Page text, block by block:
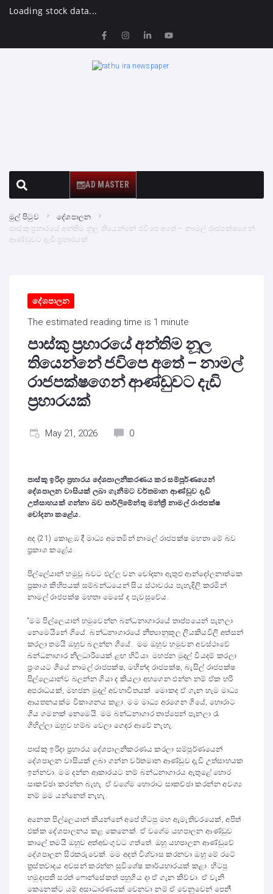
Loading stock data...
AD MASTER
මුල් පිටුව
දේශපාලන
පාස්කු ප්‍රහාරයේ අන්තිම නූල තියෙන්නේ ජවිපෙ අතේ – නාමල් රාජපක්ෂගෙන්
ආණ්ඩුවට දැඩි ප්‍රහාරයක්
දේශපාලන
The estimated reading time is 1 minute
පාස්කු ප්‍රහාරයේ අන්තිම නූල
තියෙන්නේ ජවිපෙ අතේ – නාමල්
රාජපක්ෂගෙන් ආණ්ඩුවට දැඩි
ප්‍රහාරයක්
May 21, 2026 0
පාස්කු ඉරිදා ප්‍රහාරය දේශපාලනීකරණය කර සම්පූර්ණයෙන්
දේශපාලන වාසියක් ලබා ගැනීමට වර්තමාන ආණ්ඩුව දැඩි
උත්සාහයක් ගන්නා බව පාර්ලිමේන්තු මන්ත්‍රී නාමල් රාජපක්ෂ
චෝදනා කළේය.
අද (21) කොළඹ දී මාධ්‍ය අමතමින් නාමල් රාජපක්ෂ මහතා මේ බව
ප්‍රකාශ කළේය.
පිල්ලේයාන් හමුවූ බවට එල්ල වන චෝදනා ඇතුළු ආන්දෝලනාත්මක
ප්‍රකාශ කිහිපයක් සම්බන්ධයෙන් සිය ස්ථාවරය පැහැදිලි කරමින්
නාමල් රාජපක්ෂ මහතා මෙසේ ද පැවසුවේය.
“මම පිල්ලෙයාන් හමුවෙන්න බන්ධනාගාරයේ තාප්පයෙන් පැනලා
නෙමෙයිනේ ගියේ. බන්ධනාගාරයේ නීත්‍යානුකූල ලියකියවිලි අත්සන්
කරලා තමයි ඔහුව බලන්න ගියේ. මම ඔහුව හමුවන අවස්ථාවේ
බන්ධනාගාර නිලධාරියෙක් ළඟ හිටියා. මහජන මුදල් වියදම් කරලා
ප්‍රංශයට ගියේ නාමල් රාජපක්ෂ, මහින්ද රාජපක්ෂ, බැසිල් රාජපක්ෂ
පිල්ලෙයාන්ව බලන්න ගියා ද කියලා අහගෙන එන්න නම් ඒක හරි
අපරාධයක්, මහජන මුදල් අවභාවිතයක්. මොකද ඒ ගැන හැම මාධ්‍ය
ආයතනයක්ම විකාශනය කළා. මම මාධ්‍ය අරගෙන ගියේ, හොරාට
ගිය ගමනක් නෙමෙයි. මම බන්ධනාගාර තාප්පෙන් පැනලා රෑ
ගිහිල්ලා ඔහුව හම්බ වෙලා ගෙදර ආවේ නැහැ.
පාස්කු ඉරිදා ප්‍රහාරය දේශපාලනීකරණය කරලා සම්පූර්ණයෙන්
දේශපාලන වාසියක් ලබා ගන්න වර්තමාන ආණ්ඩුව දැඩි උත්සාහයක
ඉන්නවා. මම දන්න ආකාරයට නම් බන්ධනාගාරය ඇතුළේ හොර
සාකච්ඡා කරන්න බැහැ. ඒ වගේම හොරාට සාකච්ඡා කරන්න අවශ්‍ය
නම් මම යන්නෙත් නැහැ.
අනෙක පිල්ලෙයාන් කියන්නේ අපේ හිටපු මහ ඇමැතිවරයෙක්, අපිත්
එක්ක දේශපාලනය කළ කෙනෙක්. ඒ වගේම යහපාලන ආණ්ඩුව
කාලේ තමයි ඔහුව අත්අඩංගුවට ගත්තේ. ඔහු යහපාලන ආණ්ඩුවේ
දේශපාලන සිරකරුවෙක්. මම අදත් විශ්වාස කරනවා ඔහු මේ රටේ
ත්‍රස්තවාදය අවසන් කරන්න සුවිශේෂ කාර්යභාරයක් කළා. හිටපු
හමුදාපති සරත් ෆොන්සේකත් පහුගිය දා ඒ ගැන කිව්වා. ඒ වැනි
කෙනෙක්ට යම් අසාධාරණයක් වෙනවා නම් ඒ වෙනුවෙන් පෙනී